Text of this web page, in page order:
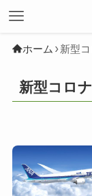
ホーム 新型
新型コロ